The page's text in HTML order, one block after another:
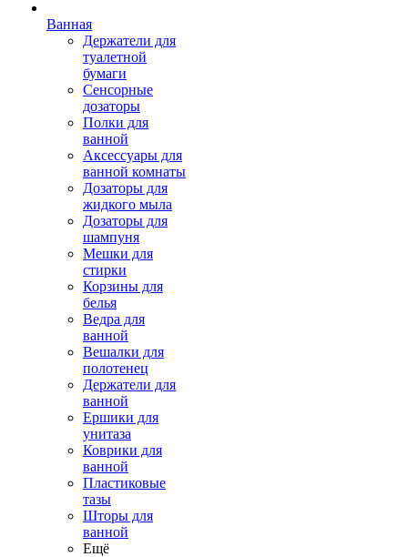
Ванная
Держатели для
туалетной
бумаги
Сенсорные
дозаторы
Полки для
ванной
Аксессуары для
ванной комнаты
Дозаторы для
жидкого мыла
Дозаторы для
шампуня
Мешки для
стирки
Корзины для
белья
Ведра для
ванной
Вешалки для
полотенец
Держатели для
ванной
Ершики для
унитаза
Коврики для
ванной
Пластиковые
тазы
Шторы для
ванной
Ещё